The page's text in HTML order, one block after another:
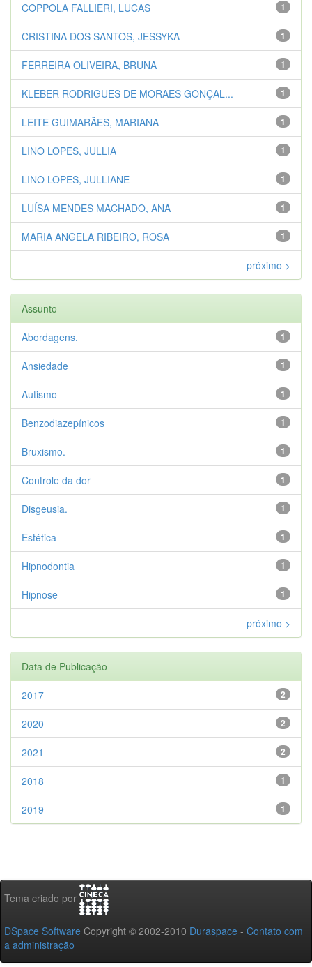
1
COPPOLA FALLIERI, LUCAS
1
CRISTINA DOS SANTOS, JESSYKA
1
FERREIRA OLIVEIRA, BRUNA
1
KLEBER RODRIGUES DE MORAES GONÇAL...
1
LEITE GUIMARÃES, MARIANA
1
LINO LOPES, JULLIA
1
LINO LOPES, JULLIANE
1
LUÍSA MENDES MACHADO, ANA
1
MARIA ANGELA RIBEIRO, ROSA
próximo >
Assunto
1
Abordagens.
1
Ansiedade
1
Autismo
1
Benzodiazepínicos
1
Bruxismo.
1
Controle da dor
1
Disgeusia.
1
Estética
1
Hipnodontia
1
Hipnose
próximo >
Data de Publicação
2
2017
2
2020
2
2021
1
2018
1
2019
Tema criado por
DSpace Software Copyright © 2002-2010 Duraspace - Contato com
a administração